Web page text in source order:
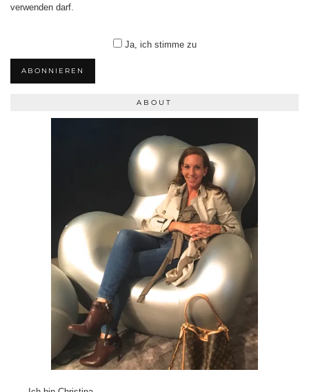
verwenden darf.
Ja, ich stimme zu
ABONNIEREN
ABOUT